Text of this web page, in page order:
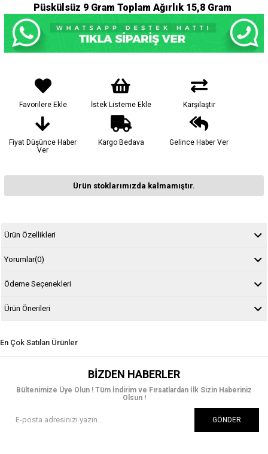
Püskülsüz 9 Gram Toplam Ağırlık 15,8 Gram
Favorilere Ekle İstek Listeme Ekle Karşılaştır
Fiyat Düşünce Haber
Ver
Kargo Bedava Gelince Haber Ver
Ürün stoklarımızda kalmamıştır.
Ürün Özellikleri
Yorumlar(0)
Ödeme Seçenekleri
Ürün Önerileri
En Çok Satılan Ürünler
BIZDEN HABERLER
Bültenimize Üye Olun ! Tüm İndirim ve Fırsatlardan İlk Sizin Haberiniz
Olsun !
GÖNDER